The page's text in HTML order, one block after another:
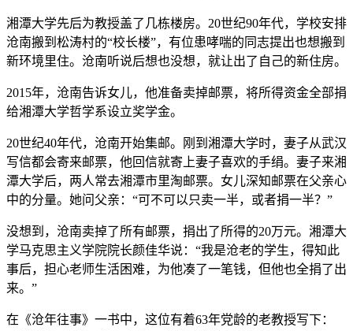
湘潭大学先后为教授盖了几栋楼房。20世纪90年代，学校安排
沧南搬到松涛村的“校长楼”，有位患哮喘的同志提出也想搬到
新环境里住。沧南听说后想也没想，就让出了自己的新住房。
2015年，沧南告诉女儿，他准备卖掉邮票，将所得资金全部捐
给湘潭大学哲学系设立奖学金。
20世纪40年代，沧南开始集邮。刚到湘潭大学时，妻子从武汉
写信都会寄来邮票，他回信就寄上妻子喜欢的手绢。妻子来湘
潭大学后，两人常去湘潭市里淘邮票。女儿深知邮票在父亲心
中的分量。她问父亲：“可不可以只卖一半，或者捐一半？”
没想到，沧南卖掉了所有邮票，捐出了所得的20万元。湘潭大
学马克思主义学院院长颜佳华说：“我是沧老的学生，得知此
事后，担心老师生活困难，为他凑了一笔钱，但他也全捐了出
来。”
在《沧年往事》一书中，这位有着63年党龄的老教授写下：